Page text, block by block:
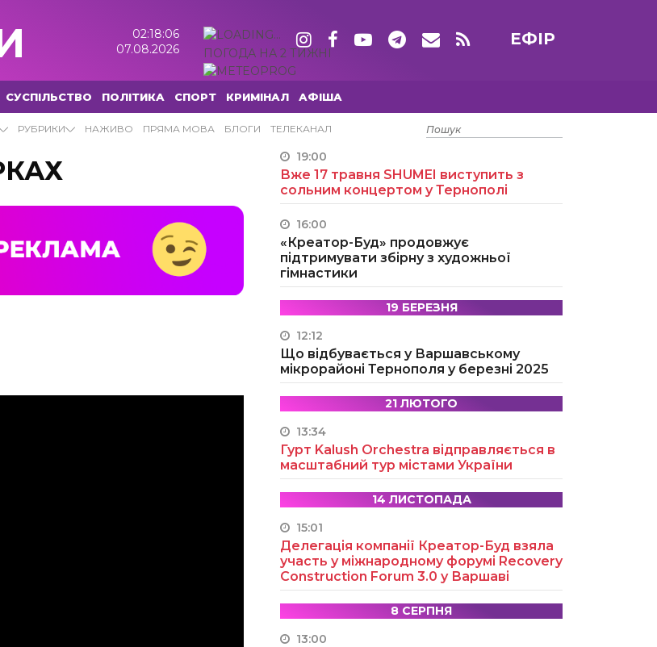
02:18:07
07.08.2026
ПОГОДА НА 2 ТИЖНІ
ЕФІР
СУСПІЛЬСТВО ПОЛІТИКА СПОРТ КРИМІНАЛ АФІША
РУБРИКИ НАЖИВО ПРЯМА МОВА БЛОГИ ТЕЛЕКАНАЛ
15 ТРАВНЯ
19:00
Вже 17 травня SHUMEI виступить з
сольним концертом у Тернополі
16:00
«Креатор-Буд» продовжує
підтримувати збірну з художньої
гімнастики
19 БЕРЕЗНЯ
12:12
Що відбувається у Варшавському
мікрорайоні Тернополя у березні 2025
21 ЛЮТОГО
13:34
Гурт Kalush Orchestra відправляється в
масштабний тур містами України
14 ЛИСТОПАДА
15:01
Делегація компанії Креатор-Буд взяла
участь у міжнародному форумі Recovery
Construction Forum 3.0 у Варшаві
8 СЕРПНЯ
13:00